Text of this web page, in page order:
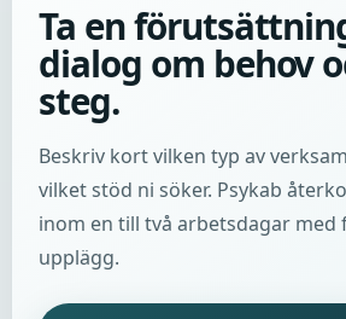
Ta en
dialog om behov
steg.
Beskriv kort vilken typ av
vilket stöd ni söker. Psykab
inom en till två arbetsdagar med
upplägg.